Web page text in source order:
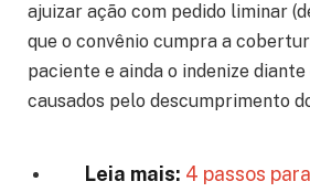
ajuizar ação com pedido liminar
que o convênio cumpra a
paciente e ainda o indenize
causados pelo descumprimento
Leia mais: 4 passos